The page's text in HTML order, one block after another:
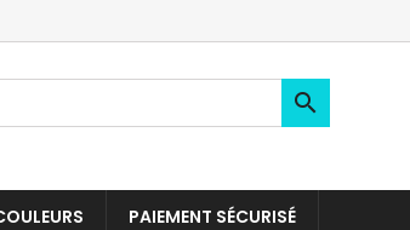

PAIEMENT SÉCURISÉ